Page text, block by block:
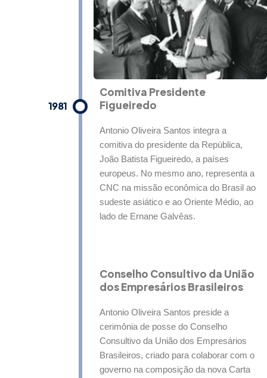
1981
Comitiva Presidente
Figueiredo
Antonio Oliveira Santos integra a
comitiva do presidente da República,
João Batista Figueiredo, a países
europeus. No mesmo ano, representa a
CNC na missão econômica do Brasil ao
sudeste asiático e ao Oriente Médio, ao
lado de Ernane Galvêas.
Conselho Consultivo da União
dos Empresários Brasileiros
Antonio Oliveira Santos preside a
cerimônia de posse do Conselho
Consultivo da União dos Empresários
Brasileiros, criado para colaborar com o
governo na composição da nova Carta